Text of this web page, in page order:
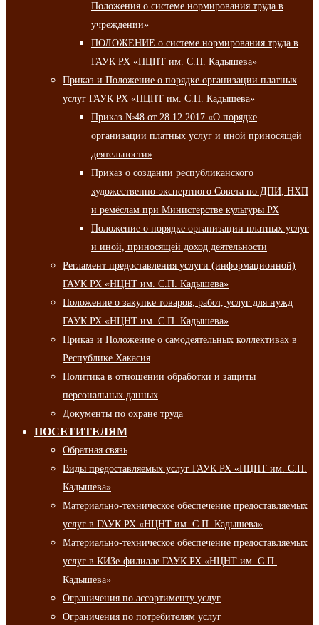
Положения о системе нормирования труда в
учреждении»
ПОЛОЖЕНИЕ о системе нормирования труда в
ГАУК РХ «НЦНТ им. С.П. Кадышева»
Приказ и Положение о порядке организации платных
услуг ГАУК РХ «НЦНТ им. С.П. Кадышева»
Приказ №48 от 28.12.2017 «О порядке
организации платных услуг и иной приносящей
деятельности»
Приказ о создании республиканского
художественно-экспертного Совета по ДПИ, НХП
и ремёслам при Министерстве культуры РХ
Положение о порядке организации платных услуг
и иной, приносящей доход деятельности
Регламент предоставления услуги (информационной)
ГАУК РХ «НЦНТ им. С.П. Кадышева»
Положение о закупке товаров, работ, услуг для нужд
ГАУК РХ «НЦНТ им. С.П. Кадышева»
Приказ и Положение о самодеятельных коллективах в
Республике Хакасия
Политика в отношении обработки и защиты
персональных данных
Документы по охране труда
ПОСЕТИТЕЛЯМ
Обратная связь
Виды предоставляемых услуг ГАУК РХ «НЦНТ им. С.П.
Кадышева»
Материально-техническое обеспечение предоставляемых
услуг в ГАУК РХ «НЦНТ им. С.П. Кадышева»
Материально-техническое обеспечение предоставляемых
услуг в КИЗе-филиале ГАУК РХ «НЦНТ им. С.П.
Кадышева»
Ограничения по ассортименту услуг
Ограничения по потребителям услуг